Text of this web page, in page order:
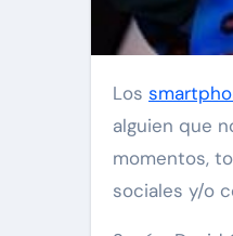
Los
alguien que
momentos,
sociales y/o